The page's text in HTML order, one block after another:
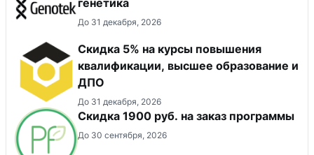
До 31 декабря, 2026
Скидка 5% на курсы повышения
квалификации, высшее образование и
ДПО
До 31 декабря, 2026
Скидка 1900 руб. на заказ программы
До 30 сентября, 2026